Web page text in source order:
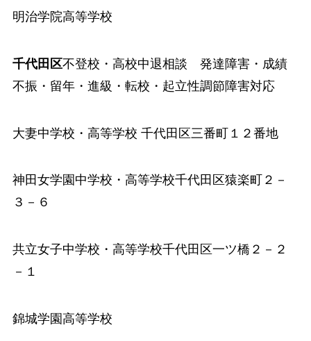
明治学院高等学校
千代田区不登校・高校中退相談 発達障害・成績
不振・留年・進級・転校・起立性調節障害対応
大妻中学校 ・高等学校 千代田区三番町１２番地
神田女学園中学校 ・高等学校千代田区猿楽町２－
３－６
共立女子中学校 ・高等学校千代田区一ツ橋２－２
－１
錦城学園高等学校